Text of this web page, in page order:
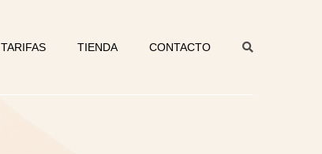
TARIFAS TIENDA CONTACTO